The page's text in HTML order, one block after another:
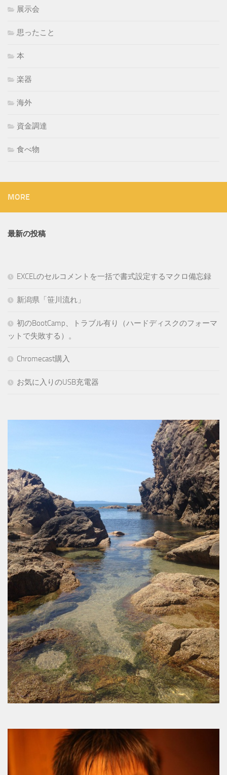
展示会
思ったこと
本
楽器
海外
資金調達
食べ物
MORE
最新の投稿
EXCELのセルコメントを一括で書式設定するマクロ備忘録
新潟県「笹川流れ」
初のBootCamp、トラブル有り（ハードディスクのフォーマ
ットで失敗する）。
Chromecast購入
お気に入りのUSB充電器